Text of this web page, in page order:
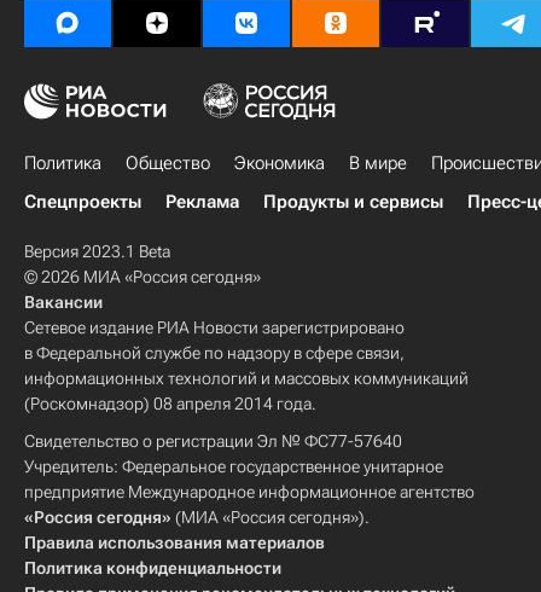
Политика Общество Экономика В мире
Спецпроекты
Реклама Продукты и сервисы Пресс-
Версия 2023.1 Beta
© 2026 МИА «Россия сегодня»
Вакансии
Сетевое издание РИА Новости зарегистрировано
в Федеральной службе по надзору в сфере связи,
информационных технологий и массовых коммуникаций
(Роскомнадзор) 08 апреля 2014 года.
Свидетельство о регистрации Эл № ФС77-57640
Учредитель: Федеральное государственное унитарное
предприятие Международное информационное агентство
«Россия сегодня» (МИА «Россия сегодня»).
Правила использования материалов
Политика конфиденциальности